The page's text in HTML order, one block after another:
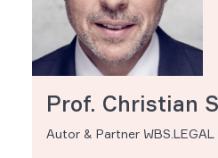
Prof. Christian
Autor & Partner WBS.LEGAL